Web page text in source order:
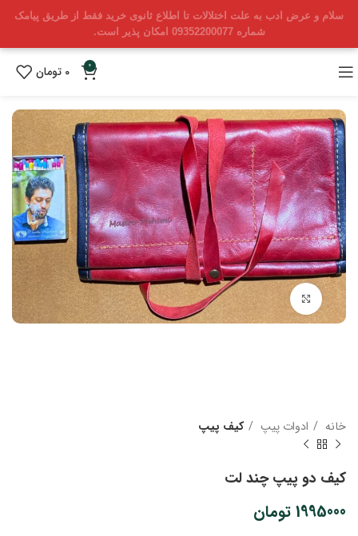
سلام و عرض ادب به علت اختلالات تا اطلاع ثانوی خرید فقط از طریق پیامک
شماره 09352200077 امکان پذیر است.
0
0 تومان
بزرگنمایی تصویر
خانه ادوات پیپ کیف پیپ
کیف دو پیپ چند لت
1995000 تومان